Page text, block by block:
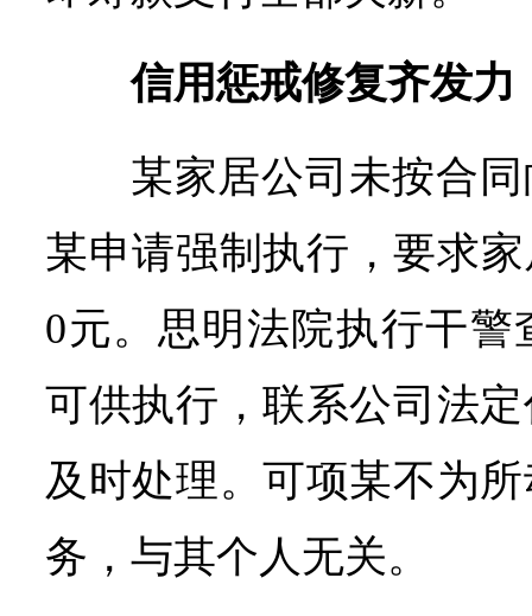
信用惩戒修复齐发力
某家居公司未按合
某申请强制执行，要求
0元。思明法院执行干
可供执行，联系公司法
及时处理。可项某不为
务，与其个人无关。